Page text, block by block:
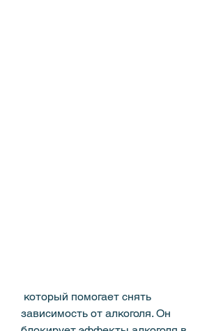
зависимость от алкоголя. Он